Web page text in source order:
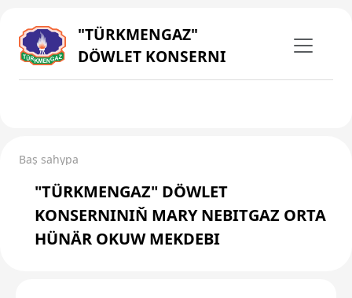
"TÜRKMENGAZ"
DÖWLET KONSERNI
Baş sahypa
"TÜRKMENGAZ" DÖWLET
KONSERNINIŇ MARY NEBITGAZ ORTA
HÜNÄR OKUW MEKDEBI